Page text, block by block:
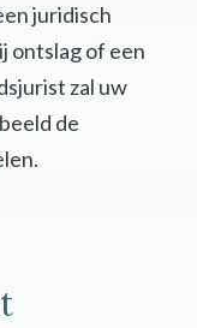
juridisch
ontslag of een
zal uw
de